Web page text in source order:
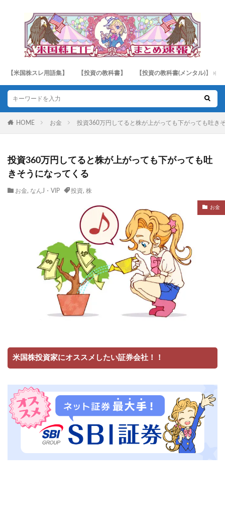
【米国株スレ用語集】 【投資の教科書】 【投資の教科書(メンタル)】
HOME お金 投資360万円してると株が上がっても下がっても吐き
投資360万円してると株が上がっても下がっても吐
きそうになってくる
お金, なんJ・VIP 投資, 株
お金
米国株投資家にオススメしたい証券会社！！